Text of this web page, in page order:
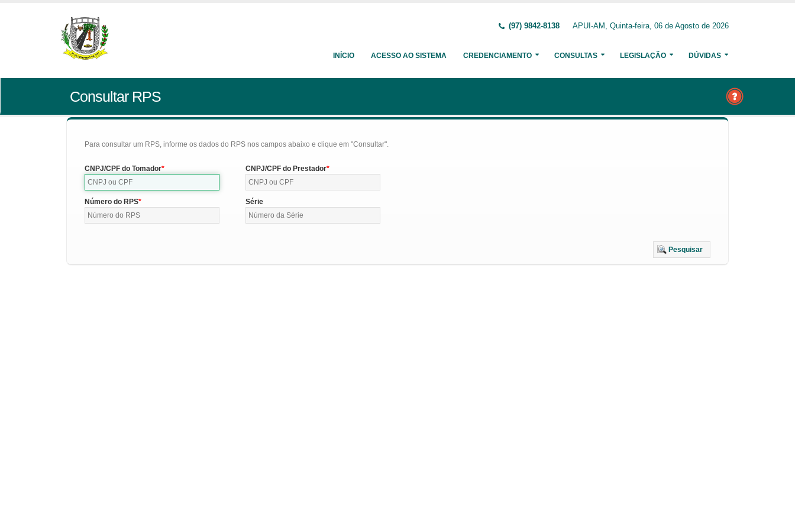
(97) 9842-8138 APUI-AM, Quinta-feira, 06 de Agosto de 2026
INÍCIO ACESSO AO SISTEMA CREDENCIAMENTO CONSULTAS LEGISLAÇÃO DÚVIDAS
Consultar RPS
Para consultar um RPS, informe os dados do RPS nos campos abaixo e clique em "Consultar".
CNPJ/CPF do Tomador CNPJ/CPF do Prestador
Número do RPS Série
Pesquisar